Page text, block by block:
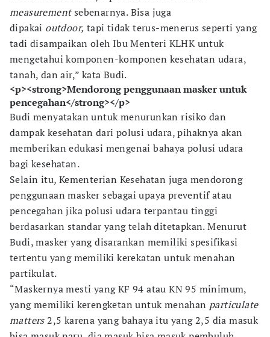
measurementsebenarnya. Bisa juga
dipakai outdoor, tapi tidak terus-menerus seperti yang
tadi disampaikan oleh Ibu Menteri KLHK untuk
mengetahui komponen-komponen kesehatan udara,
tanah, dan air,” kata Budi.
<p><strong>Mendorong penggunaan masker untuk
pencegahan</strong></p>
Budi menyatakan untuk menurunkan risiko dan
dampak kesehatan dari polusi udara, pihaknya akan
memberikan edukasi mengenai bahaya polusi udara
bagi kesehatan.
Selain itu, Kementerian Kesehatan juga mendorong
penggunaan masker sebagai upaya preventif atau
pencegahan jika polusi udara terpantau tinggi
berdasarkan standar yang telah ditetapkan. Menurut
Budi, masker yang disarankan memiliki spesifikasi
tertentu yang memiliki kerekatan untuk menahan
partikulat.
“Maskernya mesti yang KF 94 atau KN 95 minimum,
yang memiliki kerengketan untuk menahan particulate
matters2,5 karena yang bahaya itu yang 2,5 dia masuk